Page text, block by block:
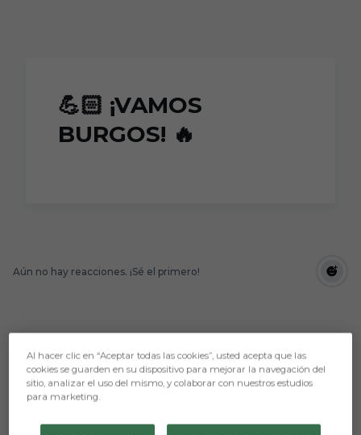
💪🏻 ¡VAMOS
BURGOS! 🔥
Aún no hay reacciones. ¡Sé el primero!
Al hacer clic en “Aceptar todas las cookies”, usted acepta que las
cookies se guarden en su dispositivo para mejorar la navegación del
sitio, analizar el uso del mismo, y colaborar con nuestros estudios
para marketing.